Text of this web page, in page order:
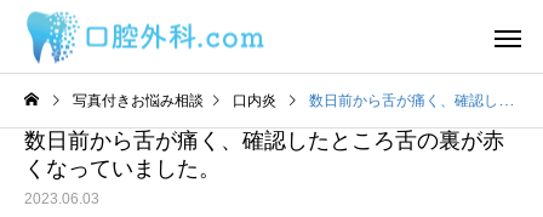
写真付きお悩み相談 口内炎 数日前から舌が痛く、確認したところ舌の裏が赤くなっていました。
数日前から舌が痛く、確認したところ舌の裏が赤
くなっていました。
2023.06.03